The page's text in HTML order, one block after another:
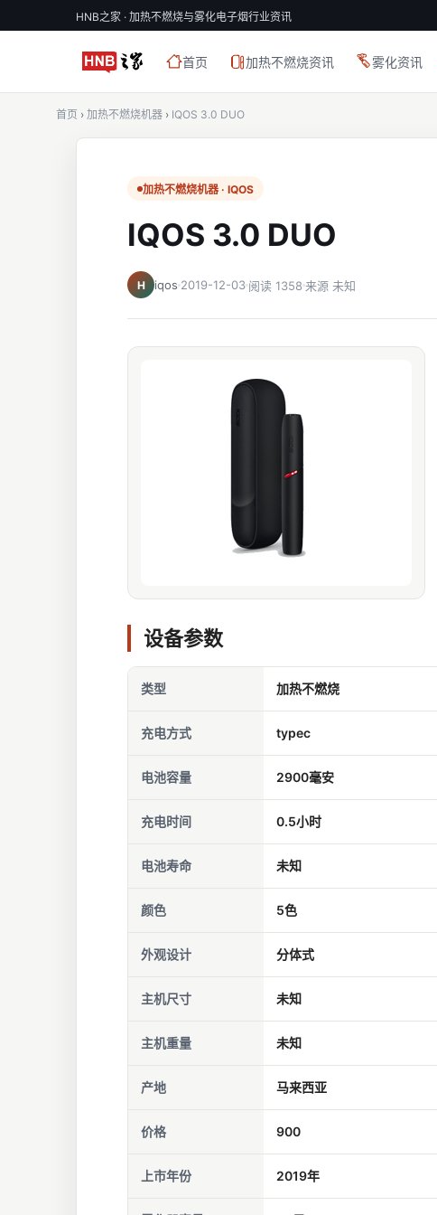
HNB之家 · 加热不燃烧与雾化电子烟行业资讯
首页 加热不燃烧资讯 雾化资讯
首页 › 加热不燃烧机器 › IQOS 3.0 DUO
加热不燃烧机器 · IQOS
IQOS 3.0 DUO
H iqos 2019-12-03 阅读 1358 来源 未知
设备参数
类型 加热不燃烧
充电方式 typec
电池容量 2900毫安
充电时间 0.5小时
电池寿命 未知
颜色 5色
外观设计 分体式
主机尺寸 未知
主机重量 未知
产地 马来西亚
价格 900
上市年份 2019年